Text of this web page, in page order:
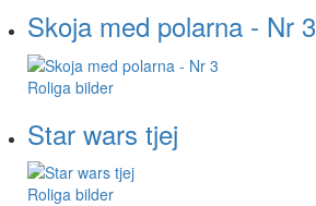
Skoja med polarna - Nr 3
Roliga bilder
Star wars tjej
Roliga bilder